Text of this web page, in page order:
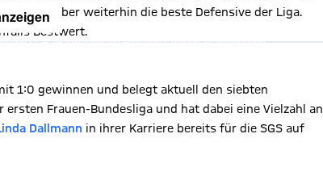
stellen aber weiterhin die beste Defensive der Liga.
Bestwert.
(z. B. IP-Adresse) mit Hilfe von Cookies zu verarbeiten.
Inhalte anzuzeigen. Diese Einstellung wird für alle Inhalte
jederzeit in der
1:0 gewinnen und belegt aktuell den siebten
Frauen-Bundesliga und hat dabei eine Vielzahl an
Dallmann in ihrer Karriere bereits für die SGS auf